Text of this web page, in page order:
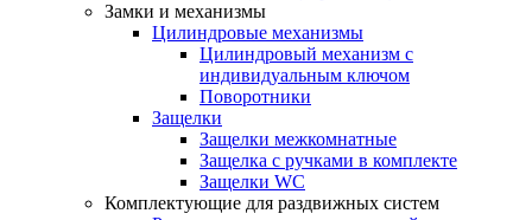
Замки и механизмы
Цилиндровые механизмы
Цилиндровый механизм с
индивидуальным ключом
Поворотники
Защелки
Защелки межкомнатные
Защелка с ручками в комплекте
Защелки WC
Комплектующие для раздвижных систем